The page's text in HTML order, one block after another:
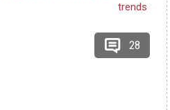
trends
28